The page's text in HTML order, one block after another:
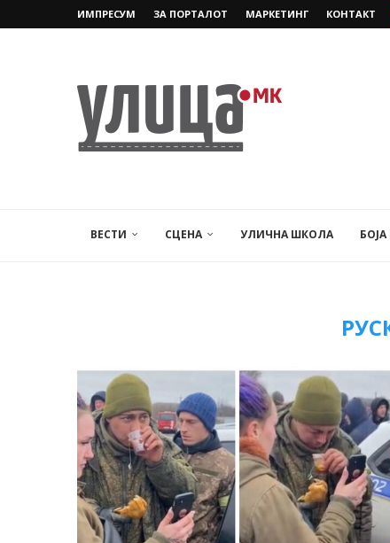
ИМПРЕСУМ ЗА ПОРТАЛОТ МАРКЕТИНГ КОНТАКТ
ВЕСТИ СЦЕНА УЛИЧНА ШКОЛА